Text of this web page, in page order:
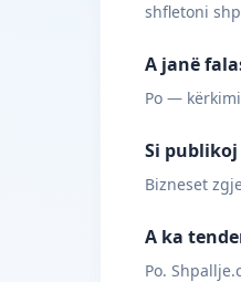
shfletoni
A janë
Po —
Si
Bizneset
A ka
Po.